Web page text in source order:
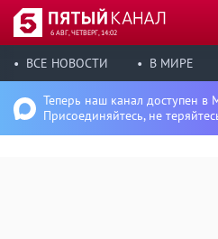
6 АВГ, ЧЕТВЕРГ, 14:02
ВСЕ НОВОСТИ В МИРЕ
Теперь наш канал доступен в
Присоединяйтесь, не